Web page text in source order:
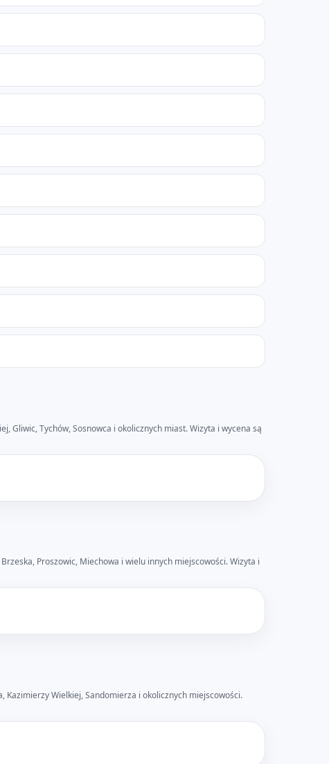
Gliwic, Tychów, Sosnowca i okolicznych miast. Wizyta i wycena są
Proszowic, Miechowa i wielu innych miejscowości. Wizyta i
Wielkiej, Sandomierza i okolicznych miejscowości.